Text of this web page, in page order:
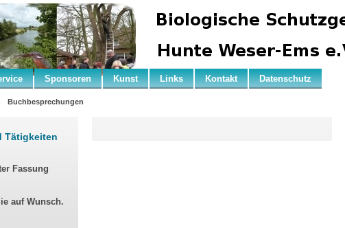
Sponsoren Kunst Links Kontakt Datenschutz
Buchbesprechungen
Tätigkeiten
Fassung
auf Wunsch.